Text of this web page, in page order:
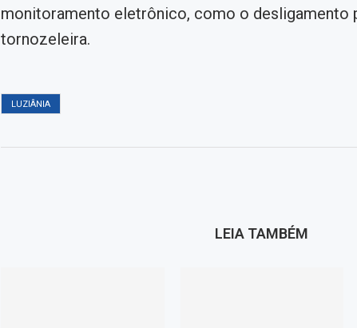
monitoramento eletrônico, como o desligamento
tornozeleira.
LUZIÂNIA
LEIA TAMBÉM